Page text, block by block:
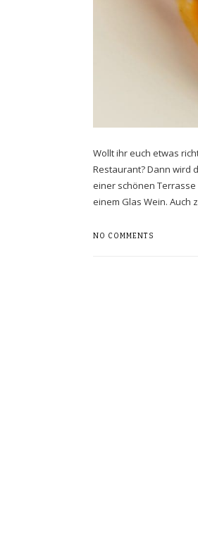
Wollt ihr euch etwas
Restaurant? Dann wird
einer schönen
einem Glas Wein. Auch
NO COMMENTS